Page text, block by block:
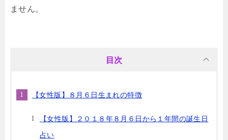
ません。
目次
【女性版】８月６日生まれの特徴
【女性版】２０１８年８月６日から１年間の誕生日
占い